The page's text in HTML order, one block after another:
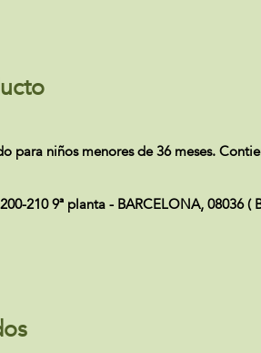
para niños menores de 36 meses.
210 9ª planta - BARCELONA, 08036